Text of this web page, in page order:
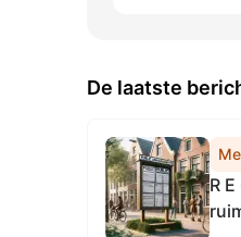
De laatste
R